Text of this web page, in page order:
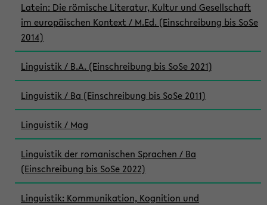
Latein: Die römische Literatur, Kultur und Gesellschaft
im europäischen Kontext / M.Ed. (Einschreibung bis SoSe
2014)
Linguistik / B.A. (Einschreibung bis SoSe 2021)
Linguistik / Ba (Einschreibung bis SoSe 2011)
Linguistik / Mag
Linguistik der romanischen Sprachen / Ba
(Einschreibung bis SoSe 2022)
Linguistik: Kommunikation, Kognition und